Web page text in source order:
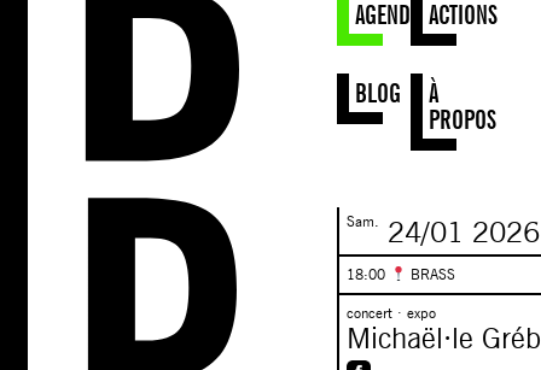
AGENDA ACTIONS
BLOG
À
PROPOS
Sam. 24/01 2026
18:00 BRASS
concert · expo
Michaël·le